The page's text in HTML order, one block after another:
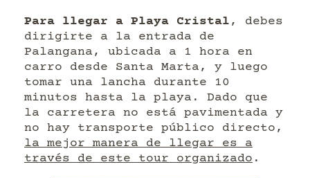
Para llegar a Playa Cristal , debes
dirigirte a la entrada de
Palangana, ubicada a 1 hora en
carro desde Santa Marta, y luego
tomar una lancha durante 10
minutos hasta la playa. Dado que
la carretera no está pavimentada y
no hay transporte público directo,
la mejor manera de llegar es a
través de este tour organizado .